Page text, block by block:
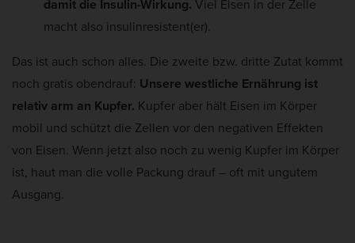
damit die Insulin-Wirkung. Viel Eisen in der Zelle
macht also insulinresistent(er).
Das ist auch schon alles. Die zweite bzw. dritte Zutat kommt
noch gratis obendrauf: Unsere westliche Ernährung ist
relativ arm an Kupfer. Kupfer aber hält Eisen im Körper
mobil und schützt die Zellen vor den negativen Effekten
von Eisen. Wenn jetzt also noch zu wenig Kupfer im Körper
ist, haut man die volle Packung drauf – oft mit ungutem
Ausgang.